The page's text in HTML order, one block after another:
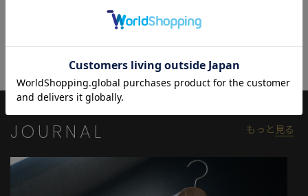
セットアップのジャケパンとしてもお楽しみいただけます。
商品名：＜COOL DOTS＞プリントテーラードジャケット（セット
アップ対応）
品番：M0141FJ605
身長180cm バスト87.5cm ウエスト74cm ヒップ90cm 着用
JOURNAL もっと 見る